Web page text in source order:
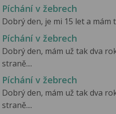
Píchání v žebrech
Dobrý den, je mi 15 let a mám
Píchání v žebrech
Dobrý den, mám už tak dva
straně....
Píchání v žebrech
Dobrý den, mám už tak dva
straně....